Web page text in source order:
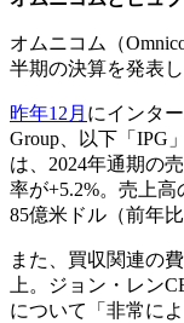
オムニコム（
半期の決算を発表し
昨年12月 にインタ
Group、以下「IPG
は、2024年通期の
率が+5.2%。売上
85億米ドル（前年
また、買収関連の
上。ジョン・レン
について「非常に